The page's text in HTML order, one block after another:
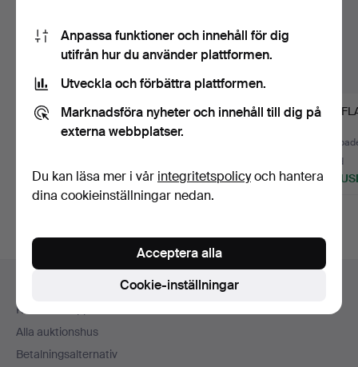
LJUSSTAKAR ett par
silver, Auran
74 USD
FÖREMÅL MED
SILVERSKAFT.
43 USD
3 bud
726
Sidfotsnavigation
Kontakta support
Alla auktionshus
Betalningsalternativ
Anpassa funktioner och innehåll för dig
utifrån hur du använder plattformen.
Utveckla och förbättra plattformen.
Marknadsföra nyheter och innehåll till dig på
externa webbplatser.
Du kan läsa mer i vår integritetspolicyoch hantera
dina cookieinställningar nedan.
Cookie-inställningar
Acceptera alla